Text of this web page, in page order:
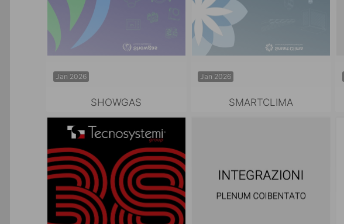
Jan 2026
SHOWGAS
Jan 2026
SMARTCLIMA